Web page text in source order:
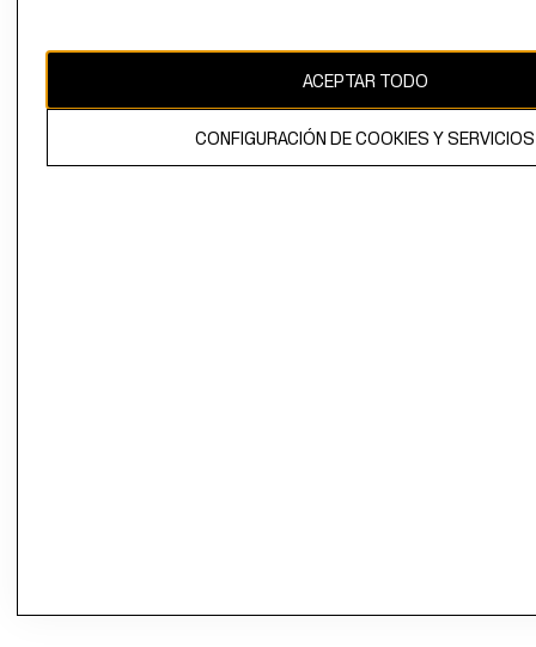
propiedad de H&M Hennes & Mauritz AB.ACEPTAR TODO
CONFIGURACIÓN DE COOKIES Y SERVICIOS